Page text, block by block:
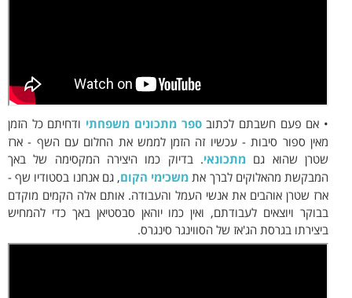
• אם פעם חשבתם לכתובספר מתכונים משפחתי ודחיתם כל הזמן
מאין ספור סיבות - עכשיו זה הזמן לממש את החלום עם השף - ארז
שטרן שהוא גם מתכונאי. בדיוק כמו היצירה המקסימה של באך
המבקשת מהאלוקים לברך את משכימי הקום, גם אנחנו בסטודיו שף -
ארז שטרן אוהבים את אנשי העמל והעבודה. אותם אלה הקמים מוקדם
בבוקר ויוצאים לעבודתם, ואין כמו יוהאן סבסטיאן באך כדי להמחיש
ביצירתו בגרסת הג'אז של הסווינגר סינגרס.